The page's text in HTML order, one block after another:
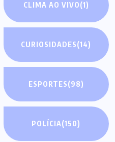
CLIMA AO VIVO(1)
CURIOSIDADES(14)
ESPORTES(98)
POLÍCIA(150)